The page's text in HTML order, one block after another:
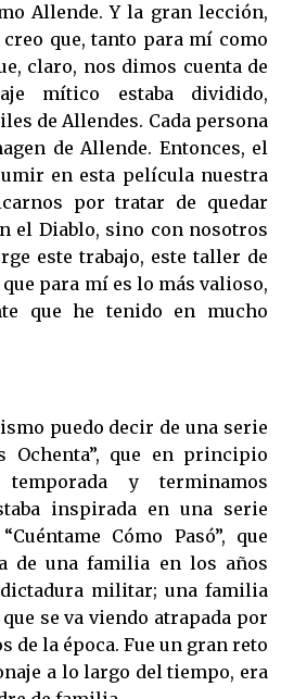
Allende. Y la gran lección,
que, tanto para mí como
claro, nos dimos cuenta de
mítico estaba dividido,
de Allendes. Cada persona
de Allende. Entonces, el
en esta película nuestra
por tratar de quedar
el Diablo, sino con nosotros
este trabajo, este taller de
para mí es lo más valioso,
que he tenido en mucho
puedo decir de una serie
Ochenta”, que en principio
y terminamos
inspirada en una serie
Cómo Pasó”, que
de una familia en los años
militar; una familia
se va viendo atrapada por
de la época. Fue un gran reto
a lo largo del tiempo, era